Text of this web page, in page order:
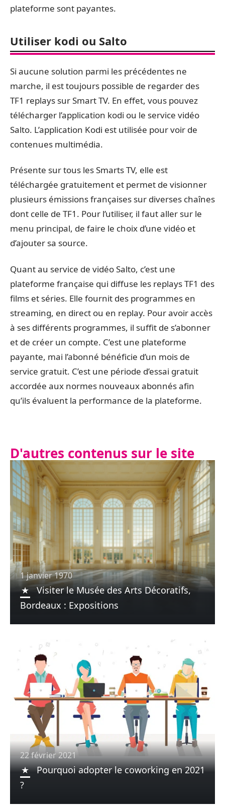
plateforme sont payantes.
Utiliser kodi ou Salto
Si aucune solution parmi les précédentes ne
marche, il est toujours possible de regarder des
TF1 replays sur Smart TV. En effet, vous pouvez
télécharger l’application kodi ou le service vidéo
Salto. L’application Kodi est utilisée pour voir de
contenues multimédia.
Présente sur tous les Smarts TV, elle est
téléchargée gratuitement et permet de visionner
plusieurs émissions françaises sur diverses chaînes
dont celle de TF1. Pour l’utiliser, il faut aller sur le
menu principal, de faire le choix d’une vidéo et
d’ajouter sa source.
Quant au service de vidéo Salto, c’est une
plateforme française qui diffuse les replays TF1 des
films et séries. Elle fournit des programmes en
streaming, en direct ou en replay. Pour avoir accès
à ses différents programmes, il suffit de s’abonner
et de créer un compte. C’est une plateforme
payante, mai l’abonné bénéficie d’un mois de
service gratuit. C’est une période d’essai gratuit
accordée aux normes nouveaux abonnés afin
qu’ils évaluent la performance de la plateforme.
D'autres contenus sur le site
1 janvier 1970
Visiter le Musée des Arts Décoratifs,
Bordeaux : Expositions
22 février 2021
Pourquoi adopter le coworking en 2021
?